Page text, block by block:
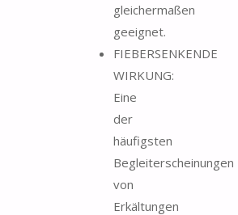
gleichermaßen
geeignet.
FIEBERSENKENDE
WIRKUNG:
Eine
der
häufigsten
Begleiterscheinungen
von
Erkältungen